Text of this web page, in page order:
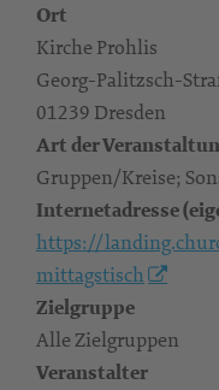
Ort
Kirche Prohlis
Georg-Palitzsch-
01239 Dresden
Art der
Gruppen/Kreise;
Internetadresse
https://
mittagstisch
Zielgruppe
Alle Zielgruppen
Veranstalter